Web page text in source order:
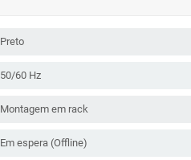
Preto
50/60 Hz
Montagem em rack
Em espera (Offline)